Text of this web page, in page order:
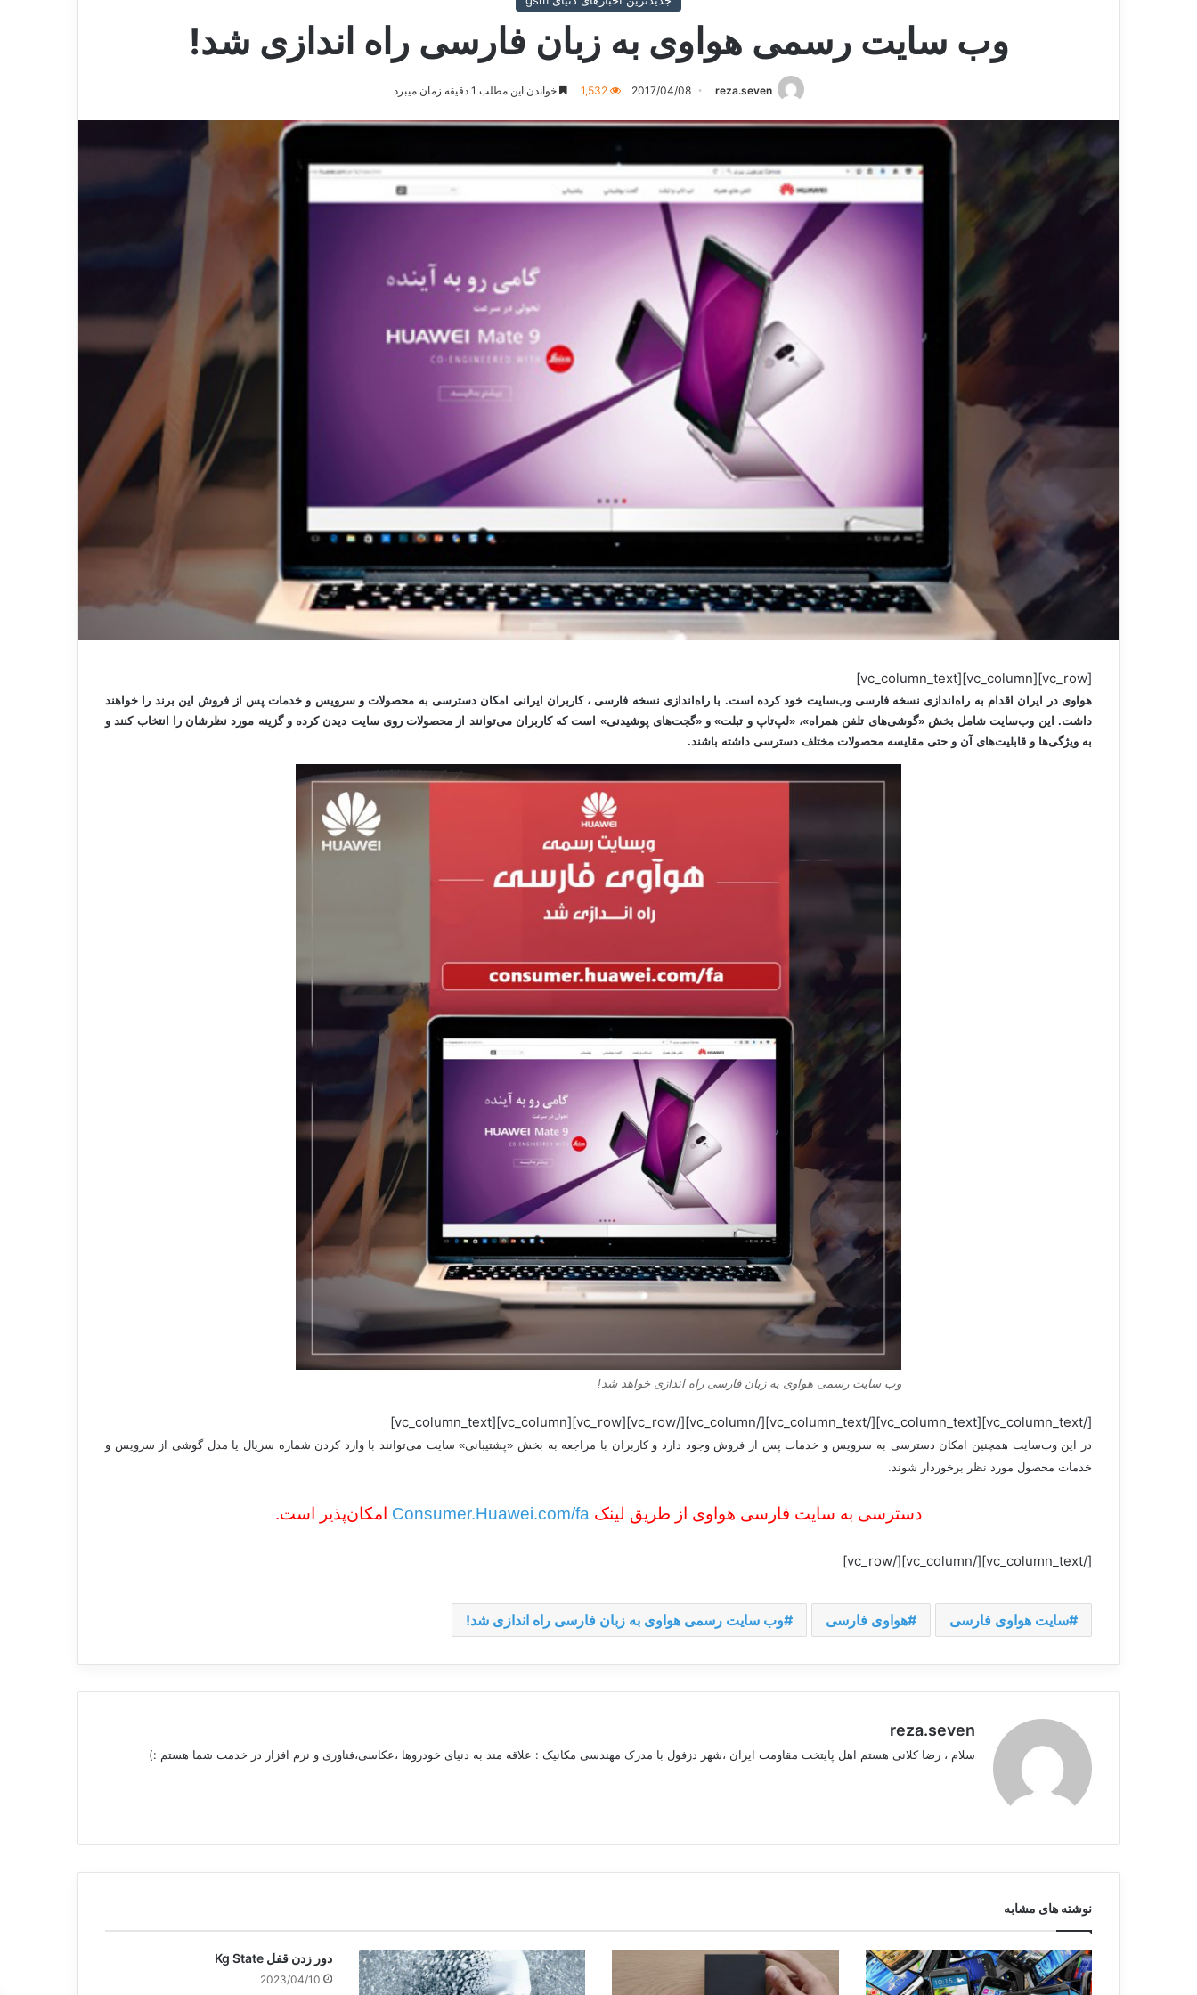
وب سایت رسمی هواوی به زبان فارسی راه اندازی شد!
reza.seven
2017/04/08
1,532 خواندن این مطلب 1 دقیقه زمان میبرد
[vc_row][vc_column][vc_column_text]
هواوی در ایران اقدام به راه‌اندازی نسخه فارسی وب‌سایت خود کرده است. با راه‌اندازی نسخه فارسی ، کاربران ایرانی امکان دسترسی به محصولات و سرویس‌ و خدمات پس از فروش این برند را خواهند
داشت. این وب‌سایت شامل بخش «گوشی‌های تلفن‌ همراه»، «لپ‌تاپ و تبلت» و «گجت‌های پوشیدنی» است که کاربران می‌توانند از محصولات روی سایت دیدن کرده و گزینه‌ مورد نظرشان را انتخاب کنند و
به ویژگی‌ها و قابلیت‌های آن و حتی مقایسه محصولات مختلف دسترسی داشته باشند.
وب سایت رسمی هواوی به زبان فارسی راه اندازی خواهد شد!
[/vc_column_text][vc_column_text][/vc_column_text][/vc_column][/vc_row][vc_row][vc_column][vc_column_text]
در این وب‌سایت همچنین امکان دسترسی به سرویس و خدمات پس از فروش وجود دارد و کاربران با مراجعه به بخش «پشتیبانی» سایت می‌توانند با وارد کردن شماره سریال یا مدل گوشی از سرویس و
خدمات محصول مورد نظر برخوردار شوند.
دسترسی به سایت فارسی هواوی از طریق لینک Consumer.Huawei.com/fa امکان‌پذیر است.
[/vc_column_text][/vc_column][/vc_row]
سایت هواوی فارسی هواوی فارسی وب سایت رسمی هواوی به زبان فارسی راه اندازی شد!
reza.seven
سلام ، رضا کلانی هستم اهل پایتخت مقاومت ایران ،شهر دزفول با مدرک مهندسی مکانیک : علاقه مند به دنیای خودروها ،عکاسی،فناوری و نرم افزار در خدمت شما هستم :)
نوشته های مشابه
دور زدن قفل Kg State
2023/04/10